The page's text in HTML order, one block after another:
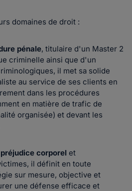
domaines de droit :
pénale, titulaire d'un Master 2
criminelle ainsi que d'un
il met sa solide
au service de ses clients en
dans les procédures
en matière de trafic de
organisée) et devant les
corporel et
il définit en toute
sur mesure, objective et
une défense efficace et